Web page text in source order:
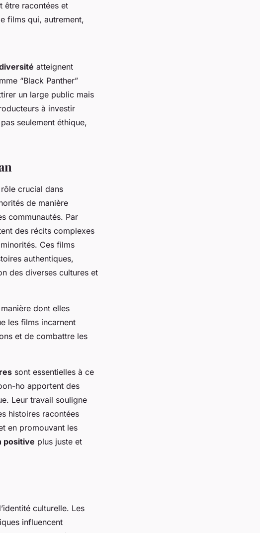
être racontées et
films qui, autrement,
atteignent
“Black Panther”
un large public mais
à investir
seulement éthique,
crucial dans
de manière
communautés. Par
des récits complexes
Ces films
authentiques,
des diverses cultures et
dont elles
les films incarnent
et de combattre les
sont essentielles à ce
ho apportent des
Leur travail souligne
histoires racontées
en promouvant les
positive plus juste et
culturelle. Les
influencent